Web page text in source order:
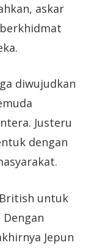
askar
diwujudkan
Justeru
dengan
untuk
Jepun